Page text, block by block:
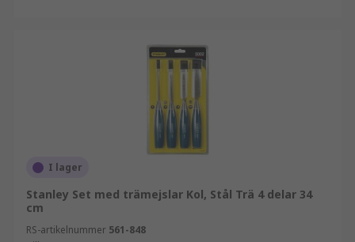
I lager
Stanley Set med trämejslar Kol, Stål Trä 4 delar 34
cm
RS-artikelnummer 561-848